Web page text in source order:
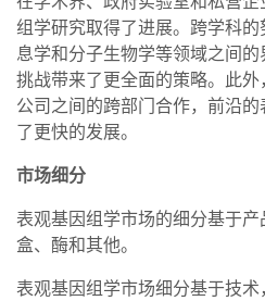
组学研究取得了进展。跨学科
息学和分子生物学等领域之间
挑战带来了更全面的策略。此
公司之间的跨部门合作，前沿
了更快的发展。
市场细分
表观基因组学市场的细分基于
盒、酶和其他。
表观基因组学市场细分基于技